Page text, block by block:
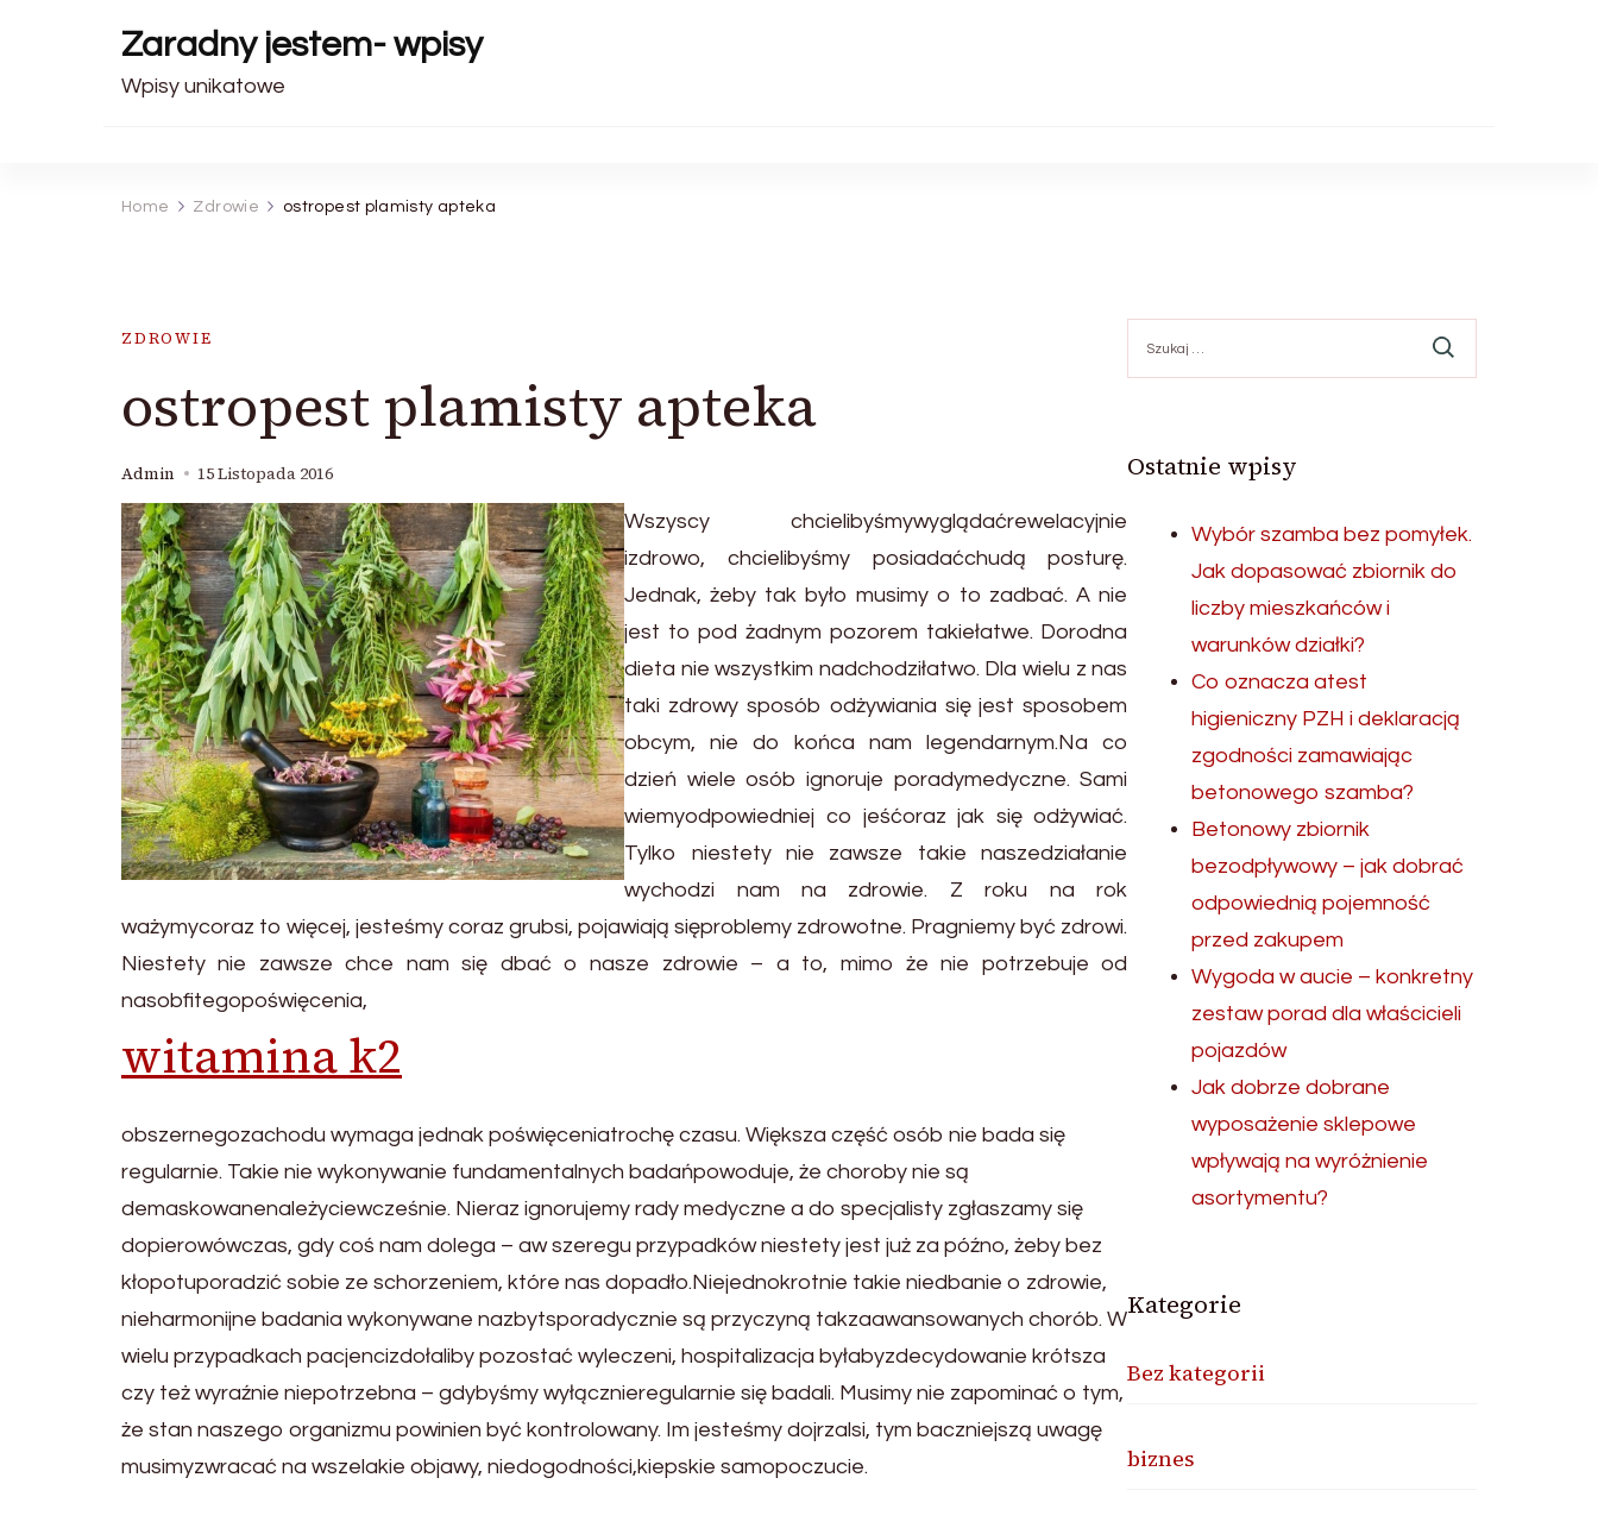
Zaradny jestem- wpisy
Wpisy unikatowe
Home Zdrowie ostropest plamisty apteka
ZDROWIE
ostropest plamisty apteka
Admin 15 Listopada 2016
Wszyscychcielibyśmywyglądaćrewelacyjnie
izdrowo, chcielibyśmy posiadaćchudą posturę.
Jednak, żeby tak było musimy o to zadbać. A nie
jest to pod żadnym pozorem takiełatwe. Dorodna
dieta nie wszystkim nadchodziłatwo. Dla wielu z nas
taki zdrowy sposób odżywiania się jest sposobem
obcym, nie do końca nam legendarnym.Na co
dzień wiele osób ignoruje poradymedyczne. Sami
wiemyodpowiedniej co jeśćoraz jak się odżywiać.
Tylko niestety nie zawsze takie naszedziałanie
wychodzi nam na zdrowie. Z roku na rok
ważymycoraz to więcej, jesteśmy coraz grubsi, pojawiają sięproblemy zdrowotne. Pragniemy być zdrowi.
Niestety nie zawsze chce nam się dbać o nasze zdrowie – a to, mimo że nie potrzebuje od
nasobfitegopoświęcenia,
witamina k2
obszernegozachodu wymaga jednak poświęceniatrochę czasu. Większa część osób nie bada się
regularnie. Takie nie wykonywanie fundamentalnych badańpowoduje, że choroby nie są
demaskowanenależyciewcześnie. Nieraz ignorujemy rady medyczne a do specjalisty zgłaszamy się
dopierowówczas, gdy coś nam dolega – aw szeregu przypadków niestety jest już za późno, żeby bez
kłopotuporadzić sobie ze schorzeniem, które nas dopadło.Niejednokrotnie takie niedbanie o zdrowie,
nieharmonijne badania wykonywane nazbytsporadycznie są przyczyną takzaawansowanych chorób. W
wielu przypadkach pacjencizdołaliby pozostać wyleczeni, hospitalizacja byłabyzdecydowanie krótsza
czy też wyraźnie niepotrzebna – gdybyśmy wyłącznieregularnie się badali. Musimy nie zapominać o tym,
że stan naszego organizmu powinien być kontrolowany. Im jesteśmy dojrzalsi, tym baczniejszą uwagę
musimyzwracać na wszelakie objawy, niedogodności,kiepskie samopoczucie.
Ostatnie wpisy
Wybór szamba bez pomyłek.
Jak dopasować zbiornik do
liczby mieszkańców i
warunków działki?
Co oznacza atest
higieniczny PZH i deklaracją
zgodności zamawiając
betonowego szamba?
Betonowy zbiornik
bezodpływowy – jak dobrać
odpowiednią pojemność
przed zakupem
Wygoda w aucie – konkretny
zestaw porad dla właścicieli
pojazdów
Jak dobrze dobrane
wyposażenie sklepowe
wpływają na wyróżnienie
asortymentu?
Kategorie
Bez kategorii
biznes